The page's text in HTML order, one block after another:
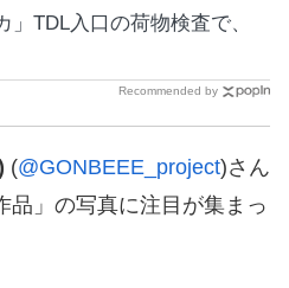
TDL入口の荷物検査で、
Recommended by
(@GONBEEE_project)さん
品」の写真に注目が集まっ